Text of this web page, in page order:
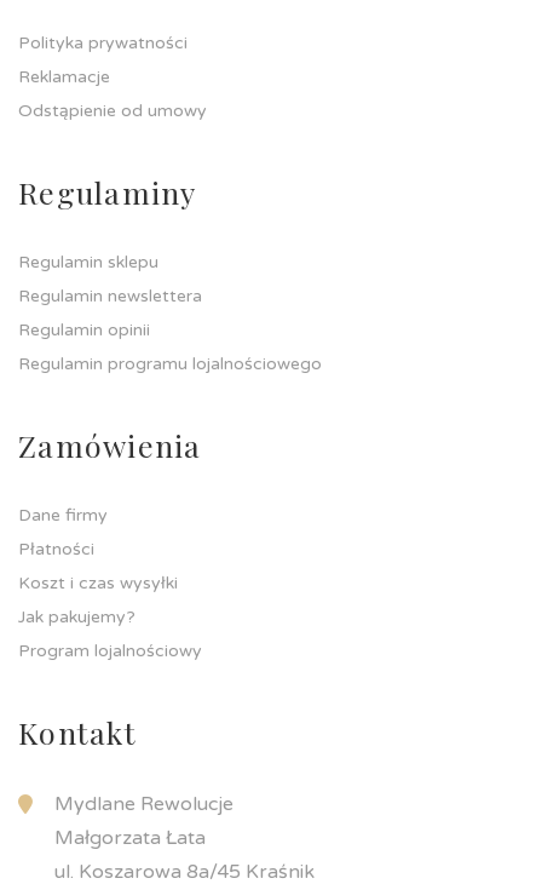
Polityka prywatności
Reklamacje
Odstąpienie od umowy
Regulaminy
Regulamin sklepu
Regulamin newslettera
Regulamin opinii
Regulamin programu lojalnościowego
Zamówienia
Dane firmy
Płatności
Koszt i czas wysyłki
Jak pakujemy?
Program lojalnościowy
Kontakt
Mydlane Rewolucje
Małgorzata Łata
ul. Koszarowa 8a/45 Kraśnik